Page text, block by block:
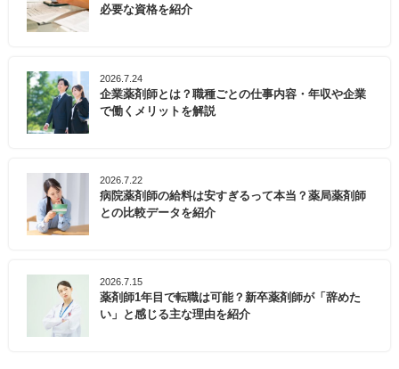
必要な資格を紹介
2026.7.24
企業薬剤師とは？職種ごとの仕事内容・年収や企業
で働くメリットを解説
2026.7.22
病院薬剤師の給料は安すぎるって本当？薬局薬剤師
との比較データを紹介
2026.7.15
薬剤師1年目で転職は可能？新卒薬剤師が「辞めた
い」と感じる主な理由を紹介